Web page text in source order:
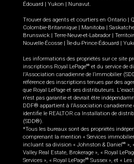
Édouard | Yukon | Nunavut.
Trouver des agents et courtiers en Ontario |
Colombie-Britannique | Manitoba |
Brunswick | Terre-Neuve-et-Labrador |
Nouvelle-Écosse | Île-du-Prince-Édouard |
Les informations des propriétés sur ce site
inscriptions Royal LePageMD et du service de
l'Association canadienne de l’immobilier
référence des inscriptions tenues par des
que Royal LePage et ses distributeurs.
n'est pas garantie et devrait être
DDF® appartient à l'Association canadienne
identifie le REALTOR.ca Installation de
(SDD®).
*Tous les bureaux sont des propriétés
comprenant la mention « Services
incluant sa division « Johnston & DanielMD »,
Valley Real Estate, Brokerage », « Royal
Services », « Royal LePageMD Sussex », et «